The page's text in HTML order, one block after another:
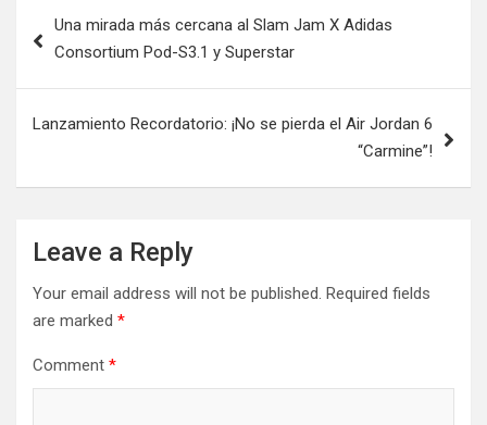
navigation
Una mirada más cercana al Slam Jam X Adidas
Consortium Pod-S3.1 y Superstar
Lanzamiento Recordatorio: ¡No se pierda el Air Jordan 6
“Carmine”!
Leave a Reply
Your email address will not be published. Required fields
are marked *
Comment *